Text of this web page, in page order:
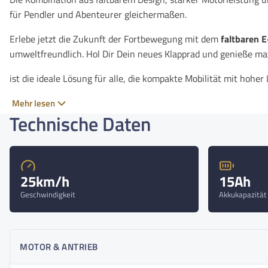
für Pendler und Abenteurer gleichermaßen.
Erlebe jetzt die Zukunft der Fortbewegung mit demfaltbaren
umweltfreundlich. Hol Dir Dein neues Klapprad und genieße
ist die ideale Lösung für alle, die kompakte Mobilität mit
cleveren Klappfunktion lässt sich das E-Bike auf eine kompakte
zusammenfalten – perfekt für kleine Wohnungen, das Auto oder
Ausgestattet mit einem kraftvollen250-Watt-Nabenmotor
Kapazität, bietet das „Loop“ eine beeindruckende Reichweite
Stadt oder ausgedehnte Touren: Mit diesem E-Bike bist Du
eine maximale Traglast von
, während das
leicht genug, um es problemlos zu transportieren.
Kombination aus faltbarem Design, starker Motorleistung
Pendler und Abenteurer gleichermaßen.
Mehr lesen
Technische Daten
25km/h
Geschwindigkeit
15Ah
Akkukapazität
MOTOR & ANTRIEB